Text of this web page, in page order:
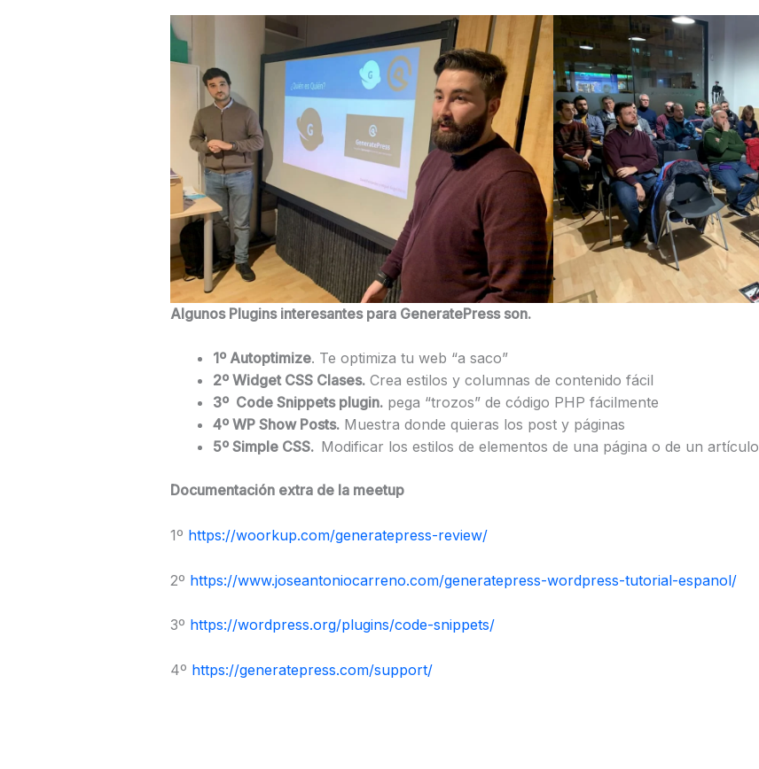
Algunos Plugins interesantes para GeneratePress son.
1º Autoptimize. Te optimiza tu web “a saco”
2º Widget CSS Clases. Crea estilos y columnas de contenido fácil
3º Code Snippets plugin. pega “trozos” de código PHP fácilmente
4º WP Show Posts. Muestra donde quieras los post y páginas
5º Simple CSS. Modificar los estilos de elementos de una página o de un artículo
Documentación extra de la meetup
1º https://woorkup.com/generatepress-review/
2º https://www.joseantoniocarreno.com/generatepress-wordpress-tutorial-espanol/
3º https://wordpress.org/plugins/code-snippets/
4º https://generatepress.com/support/